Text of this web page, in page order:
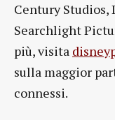
Century Studios,
Searchlight
più, visita
sulla maggior
connessi.